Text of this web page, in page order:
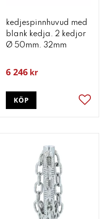
Ø 45mm22mm
i favoriter
kedjespinnhuvud med
blank kedja. 2 kedjor
Ø 50mm. 32mm
6 246 kr
KÖP